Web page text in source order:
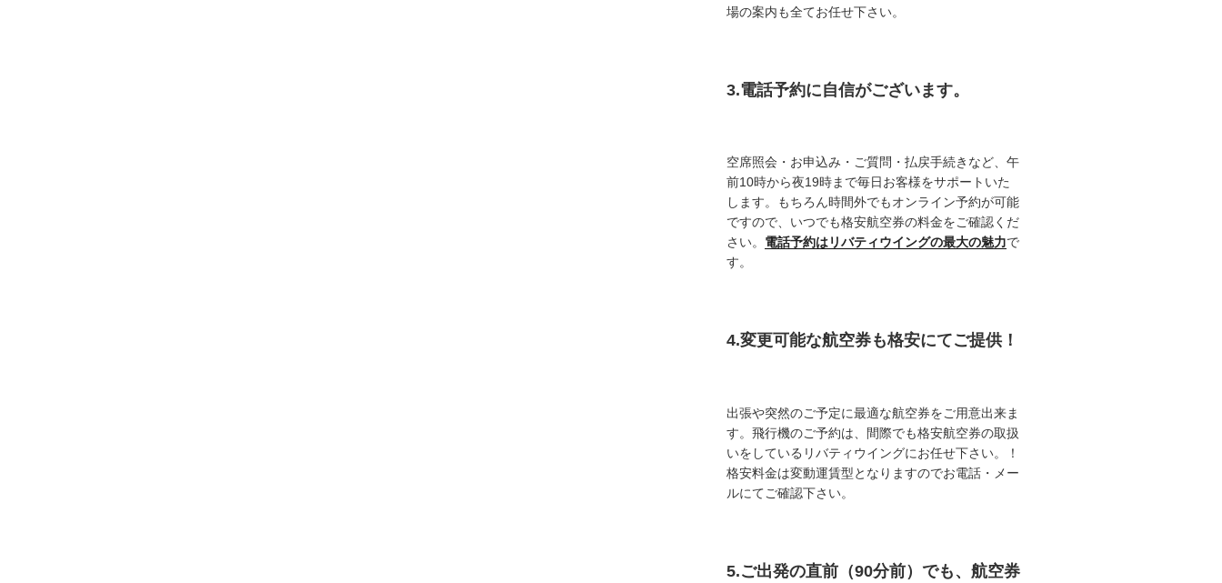
場の案内も全てお任せ下さい。
3.電話予約に自信がございます。
空席照会・お申込み・ご質問・払戻手続きなど、午
前10時から夜19時まで毎日お客様をサポートいた
します。もちろん時間外でもオンライン予約が可能
ですので、いつでも格安航空券の料金をご確認くだ
さい。 電話予約はリバティウイングの最大の魅力で
す。
4.変更可能な航空券も格安にてご提供！
出張や突然のご予定に最適な航空券をご用意出来ま
す。飛行機のご予約は、間際でも格安航空券の取扱
いをしているリバティウイングにお任せ下さい。！
格安料金は変動運賃型となりますのでお電話・メー
ルにてご確認下さい。
5.ご出発の直前（90分前）でも、航空券